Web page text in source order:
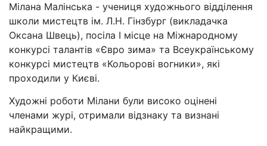
Мілана Малінська - учениця художнього відділення
школи мистецтв ім. Л.Н. Гінзбург (викладачка
Оксана Швець), посіла І місце на Міжнародному
конкурсі талантів «Євро зима» та Всеукраїнському
конкурсі мистецтв «Кольорові вогники», які
проходили у Києві.
Художні роботи Мілани були високо оцінені
членами журі, отримали відзнаку та визнані
найкращими.